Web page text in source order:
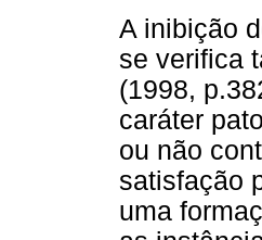
A inibição
se verifica
(1998,
caráter
ou não
satisfação
uma